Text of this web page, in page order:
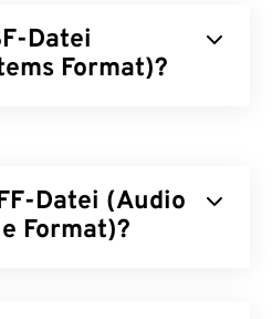
Datei
Format)?
und
Es unterstützt
Datei (Audio
Format)?